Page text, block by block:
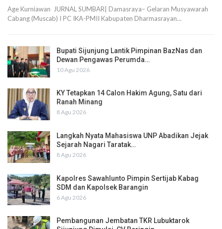
Age Kurniawan JURNAL SUMBAR| Damasraya– Gelaran Musyawarah
Cabang (Muscab) I PC IKA-PMII Kabupaten Dharmasrayan…
Bupati Sijunjung Lantik Pimpinan BazNas dan
Dewan Pengawas Perumda…
10 Agu 2026
KY Tetapkan 14 Calon Hakim Agung, Satu dari
Ranah Minang
8 Agu 2026
Langkah Nyata Mahasiswa UNP Abadikan Jejak
Sejarah Nagari Taratak…
8 Agu 2026
Kapolres Sawahlunto Pimpin Sertijab Kabag
SDM dan Kapolsek Barangin
6 Agu 2026
Pembangunan Jembatan TKR Lubuktarok